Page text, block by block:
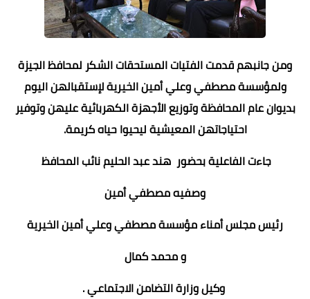
ومن جانبهم قدمت الفتيات المستحقات الشكر لمحافظ الجيزة
ولمؤسسة مصطفي وعلي أمين الخيرية لإستقبالهن اليوم
بديوان عام المحافظة وتوزيع الأجهزة الكهربائية عليهن وتوفير
احتياجاتهن المعيشية ليحيوا حياه كريمة.
جاءت الفاعلية بحضور هند عبد الحليم نائب المحافظ
وصفيه مصطفي أمين
رئيس مجلس أمناء مؤسسة مصطفي وعلي أمين الخيرية
و محمد كمال
وكيل وزارة التضامن الاجتماعي .